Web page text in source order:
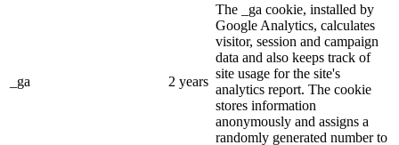
_ga 2 years
The _ga cookie, installed by
Google Analytics, calculates
visitor, session and campaign
data and also keeps track of
site usage for the site's
analytics report. The cookie
stores information
anonymously and assigns a
randomly generated number to